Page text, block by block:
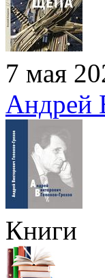
7 мая
Андрей
Книги